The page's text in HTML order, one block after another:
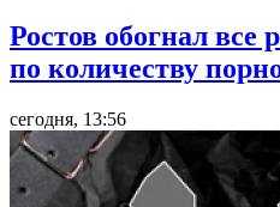
Ростов обогнал все
по количеству
сегодня, 13:56